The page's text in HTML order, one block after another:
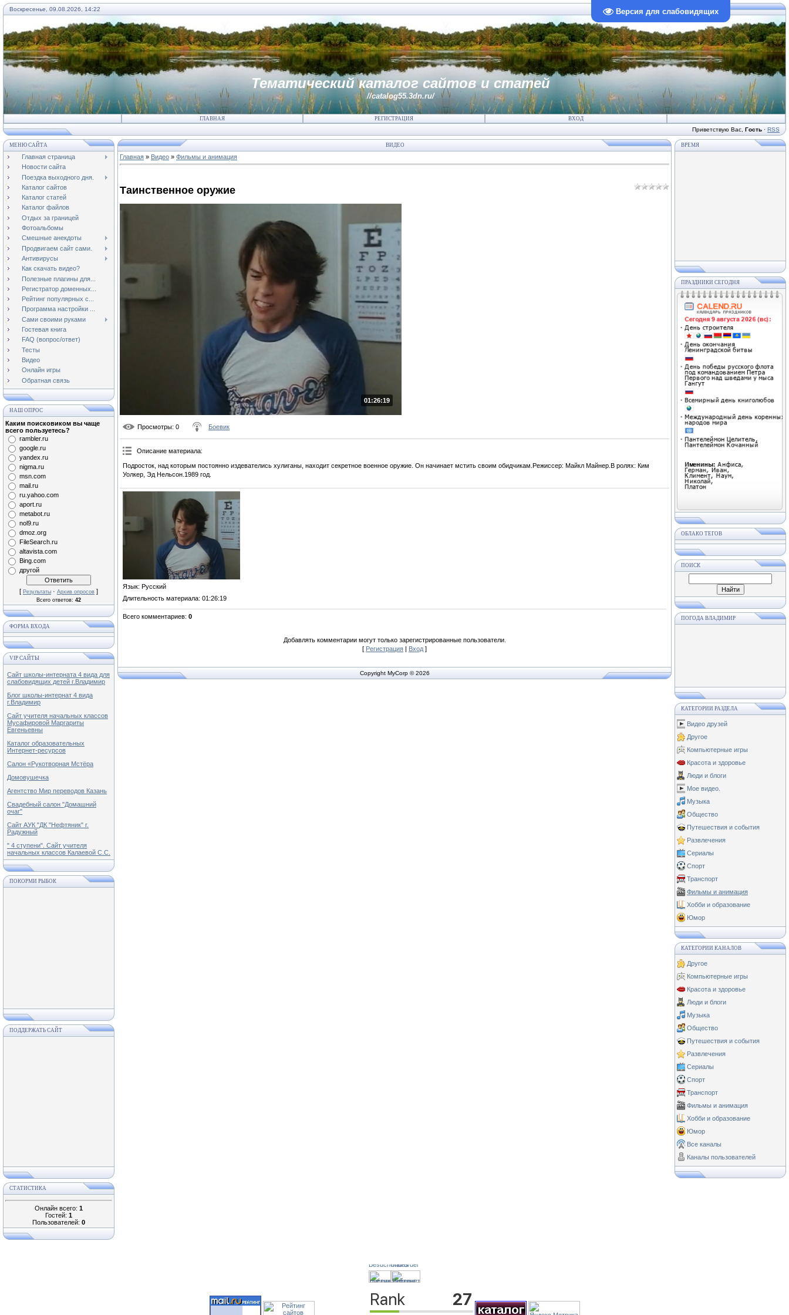
Версия для слабовидящих
Воскресенье, 09.08.2026, 14:22
Тематический каталог сайтов и статей
//catalog55.3dn.ru/
ГЛАВНАЯ РЕГИСТРАЦИЯ ВХОД
Приветствую Вас Гость · RSS
МЕНЮ САЙТА
Главная страница
Новости сайта
Поездка выходного дня.
Каталог сайтов
Каталог статей
Каталог файлов
Отдых за границей
Фотоальбомы
Смешные анекдоты
Продвигаем сайт сами.
Антивирусы
Как скачать видео?
Полезные плагины для...
Регистратор доменных...
Рейтинг популярных с...
Программа настройки ...
Сами своими руками
Гостевая книга
FAQ (вопрос/ответ)
Тесты
Видео
Онлайн игры
Обратная связь
НАШ ОПРОС
Каким поисковиком вы чаще
всего пользуетесь?
rambler.ru
google.ru
yandex.ru
nigma.ru
msn.com
mail.ru
ru.yahoo.com
aport.ru
metabot.ru
nol9.ru
dmoz.org
FileSearch.ru
altavista.com
Bing.com
другой
[ Результаты · Архив опросов ]
Всего ответов: 42
ФОРМА ВХОДА
VIP САЙТЫ
Сайт школы-интерната 4 вида для
слабовидящих детей г.Владимир
Блог школы-интернат 4 вида
г.Владимир
Сайт учителя начальных классов
Мусафировой Маргариты
Евгеньевны
Каталог образовательных
Интернет-ресурсов
Салон «Рукотворная Мстёра
Домовушечка
Агентство Мир переводов Казань
Свадебный салон "Домашний
очаг"
Сайт АУК "ДК "Нефтяник" г.
Радужный
" 4 ступени". Сайт учителя
начальных классов Калаевой С.С.
ПОКОРМИ РЫБОК
ПОДДЕРЖАТЬ САЙТ
СТАТИСТИКА
Онлайн всего: 1
Гостей: 1
Пользователей: 0
ВИДЕО
Главная » Видео » Фильмы и анимация
Таинственное оружие
01:26:19
Просмотры: 0 Боевик
Описание материала:
Подросток, над которым постоянно издевателись хулиганы, находит секретное военное оружие. Он начинает мстить своим обидчикам.Режиссер: Майкл Майнер.В ролях: Ким
Уолкер, Эд Нельсон.1989 год.
Язык: Русский
Длительность материала: 01:26:19
Всего комментариев: 0
Добавлять комментарии могут только зарегистрированные пользователи.
[ Регистрация | Вход ]
Copyright MyCorp © 2026
ВРЕМЯ
ПРАЗДНИКИ СЕГОДНЯ
ОБЛАКО ТЕГОВ
ПОИСК
ПОГОДА ВЛАДИМИР
КАТЕГОРИИ РАЗДЕЛА
Видео друзей
Другое
Компьютерные игры
Красота и здоровье
Люди и блоги
Мое видео.
Музыка
Общество
Путешествия и события
Развлечения
Сериалы
Спорт
Транспорт
Фильмы и анимация
Хобби и образование
Юмор
КАТЕГОРИИ КАНАЛОВ
Другое
Компьютерные игры
Красота и здоровье
Люди и блоги
Музыка
Общество
Путешествия и события
Развлечения
Сериалы
Спорт
Транспорт
Фильмы и анимация
Хобби и образование
Юмор
Все каналы
Каналы пользователей